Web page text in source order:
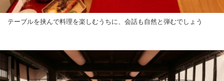
テーブルを挟んで料理を楽しむうちに、会話も自然と弾むでしょう